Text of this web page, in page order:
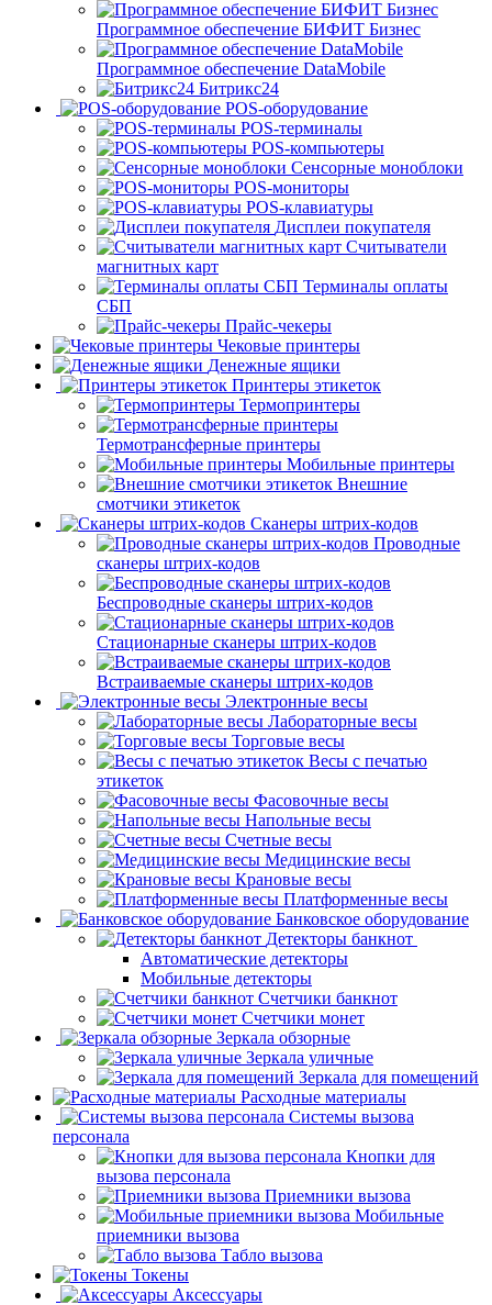
Программное обеспечение БИФИТ Бизнес
Программное обеспечение DataMobile
Битрикс24
POS-оборудование
POS-терминалы
POS-компьютеры
Сенсорные моноблоки
POS-мониторы
POS-клавиатуры
Дисплеи покупателя
Считыватели
магнитных карт
Терминалы оплаты
СБП
Прайс-чекеры
Чековые принтеры
Денежные ящики
Принтеры этикеток
Термопринтеры
Термотрансферные принтеры
Мобильные принтеры
Внешние
смотчики этикеток
Сканеры штрих-кодов
Проводные
сканеры штрих-кодов
Беспроводные сканеры штрих-кодов
Стационарные сканеры штрих-кодов
Встраиваемые сканеры штрих-кодов
Электронные весы
Лабораторные весы
Торговые весы
Весы с печатью
этикеток
Фасовочные весы
Напольные весы
Счетные весы
Медицинские весы
Крановые весы
Платформенные весы
Банковское оборудование
Детекторы банкнот
Автоматические детекторы
Мобильные детекторы
Счетчики банкнот
Счетчики монет
Зеркала обзорные
Зеркала уличные
Зеркала для помещений
Расходные материалы
Системы вызова
персонала
Кнопки для
вызова персонала
Приемники вызова
Мобильные
приемники вызова
Табло вызова
Токены
Аксессуары